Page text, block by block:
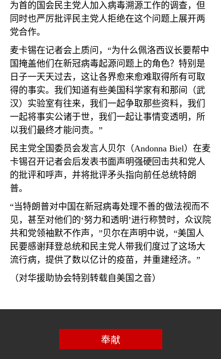
为首的国会民主党人加入病毒溯源工作的调查，但
同时也严厉批评民主党人拒绝在这个问题上展开两
党合作。
麦卡锡在记者会上质问，“为什么佩洛西议长要帮中
国掩盖他们在新冠病毒起源问题上的角色？特别是
日子一天天过去，这让各界愈来愈难取得所有可取
得的事实。我们知道有些美国科学家有和那间（武
汉）实验室有往来，我们一起争取那些资料，我们
一起将事实公诸于世，我们一起让事情变透明，所
以我们最终才能问责。”
民主党全国委员会发言人贝尔（Andonna Biel）在麦
卡锡召开记者会后发表书面声明强硬回击共和党人
的批评和呼声，并将批评矛头指向前任总统特朗
普。
“当特朗普对中国在新冠病毒处理不善的做法视而不
见，甚至对他们的‘努力和透明’进行称赞时，众议院
共和党领袖默不作声，”贝尔在声明中说，“美国人
民要感谢拜登总统和民主党人带我们度过了这场大
流行病，提供了数以亿计的疫苗，并重建经济。”
（对华援助协会特别转载自美国之音）
奉献